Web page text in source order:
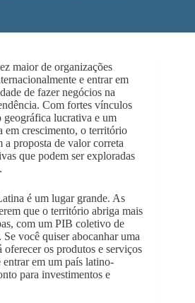
maior de organizações
e entrar em
de fazer negócios na
Com fortes vínculos
geográfica lucrativa e um
em crescimento, o território
a proposta de valor correta
que podem ser exploradas
é um lugar grande. As
que o território abriga mais
com um PIB coletivo de
você quiser abocanhar uma
os produtos e serviços
em um país latino-
para investimentos e